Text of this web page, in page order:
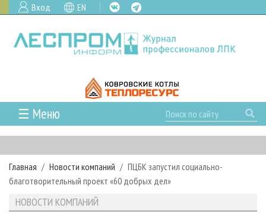
Вход EN
☰ Меню
ГЛАВНАЯ
РУБРИКИ И ТЕМЫ
РУБРИКИ ЖУРНАЛА
ЛЕСНОЕ ХОЗЯЙСТВО
НОВОСТИ
КАЛЕНДАРЬ СОБЫТИЙ
ПРОЕКТЫ ЛПИ
Главная Новости компаний
ПЦБК запустил социально-
благотворительный проект «60 добрых дел»
НОВОСТИ КОМПАНИЙ